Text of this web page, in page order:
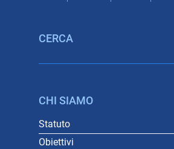
CERCA
CHI SIAMO
Statuto
Obiettivi